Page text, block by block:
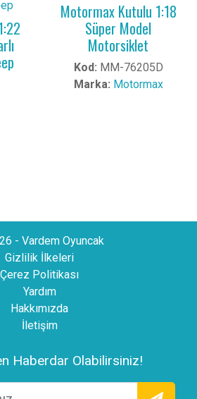
Motormax Kutulu 1:18
Süper Model
Motorsiklet
Kod: MM-76205D
Marka: Motormax
- Vardem Oyuncak
Gizlilik İlkeleri
Çerez Politikası
Yardım
Hakkımızda
İletişim
Haberdar Olabilirsiniz!